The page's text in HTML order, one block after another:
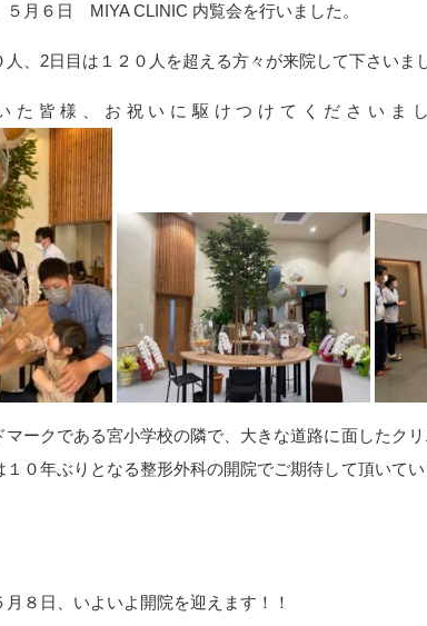
５月６日 MIYA CLINIC 内覧会を行いました。
、2日目は１２０人を超える方々が来院して下さいま
た皆様、お祝いに駆けつけてくださいま
マークである宮小学校の隣で、大きな道路に面したク
１０年ぶりとなる整形外科の開院でご期待して頂いて
月８日、いよいよ開院を迎えます！！